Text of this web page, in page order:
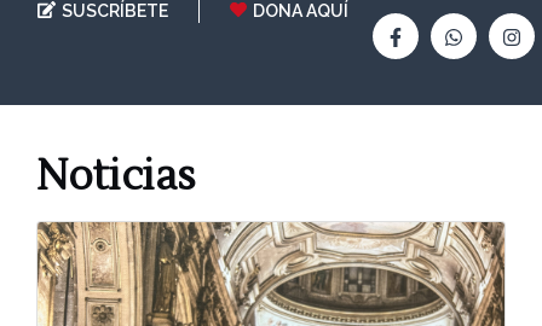
SUSCRÍBETE DONA AQUÍ
Noticias